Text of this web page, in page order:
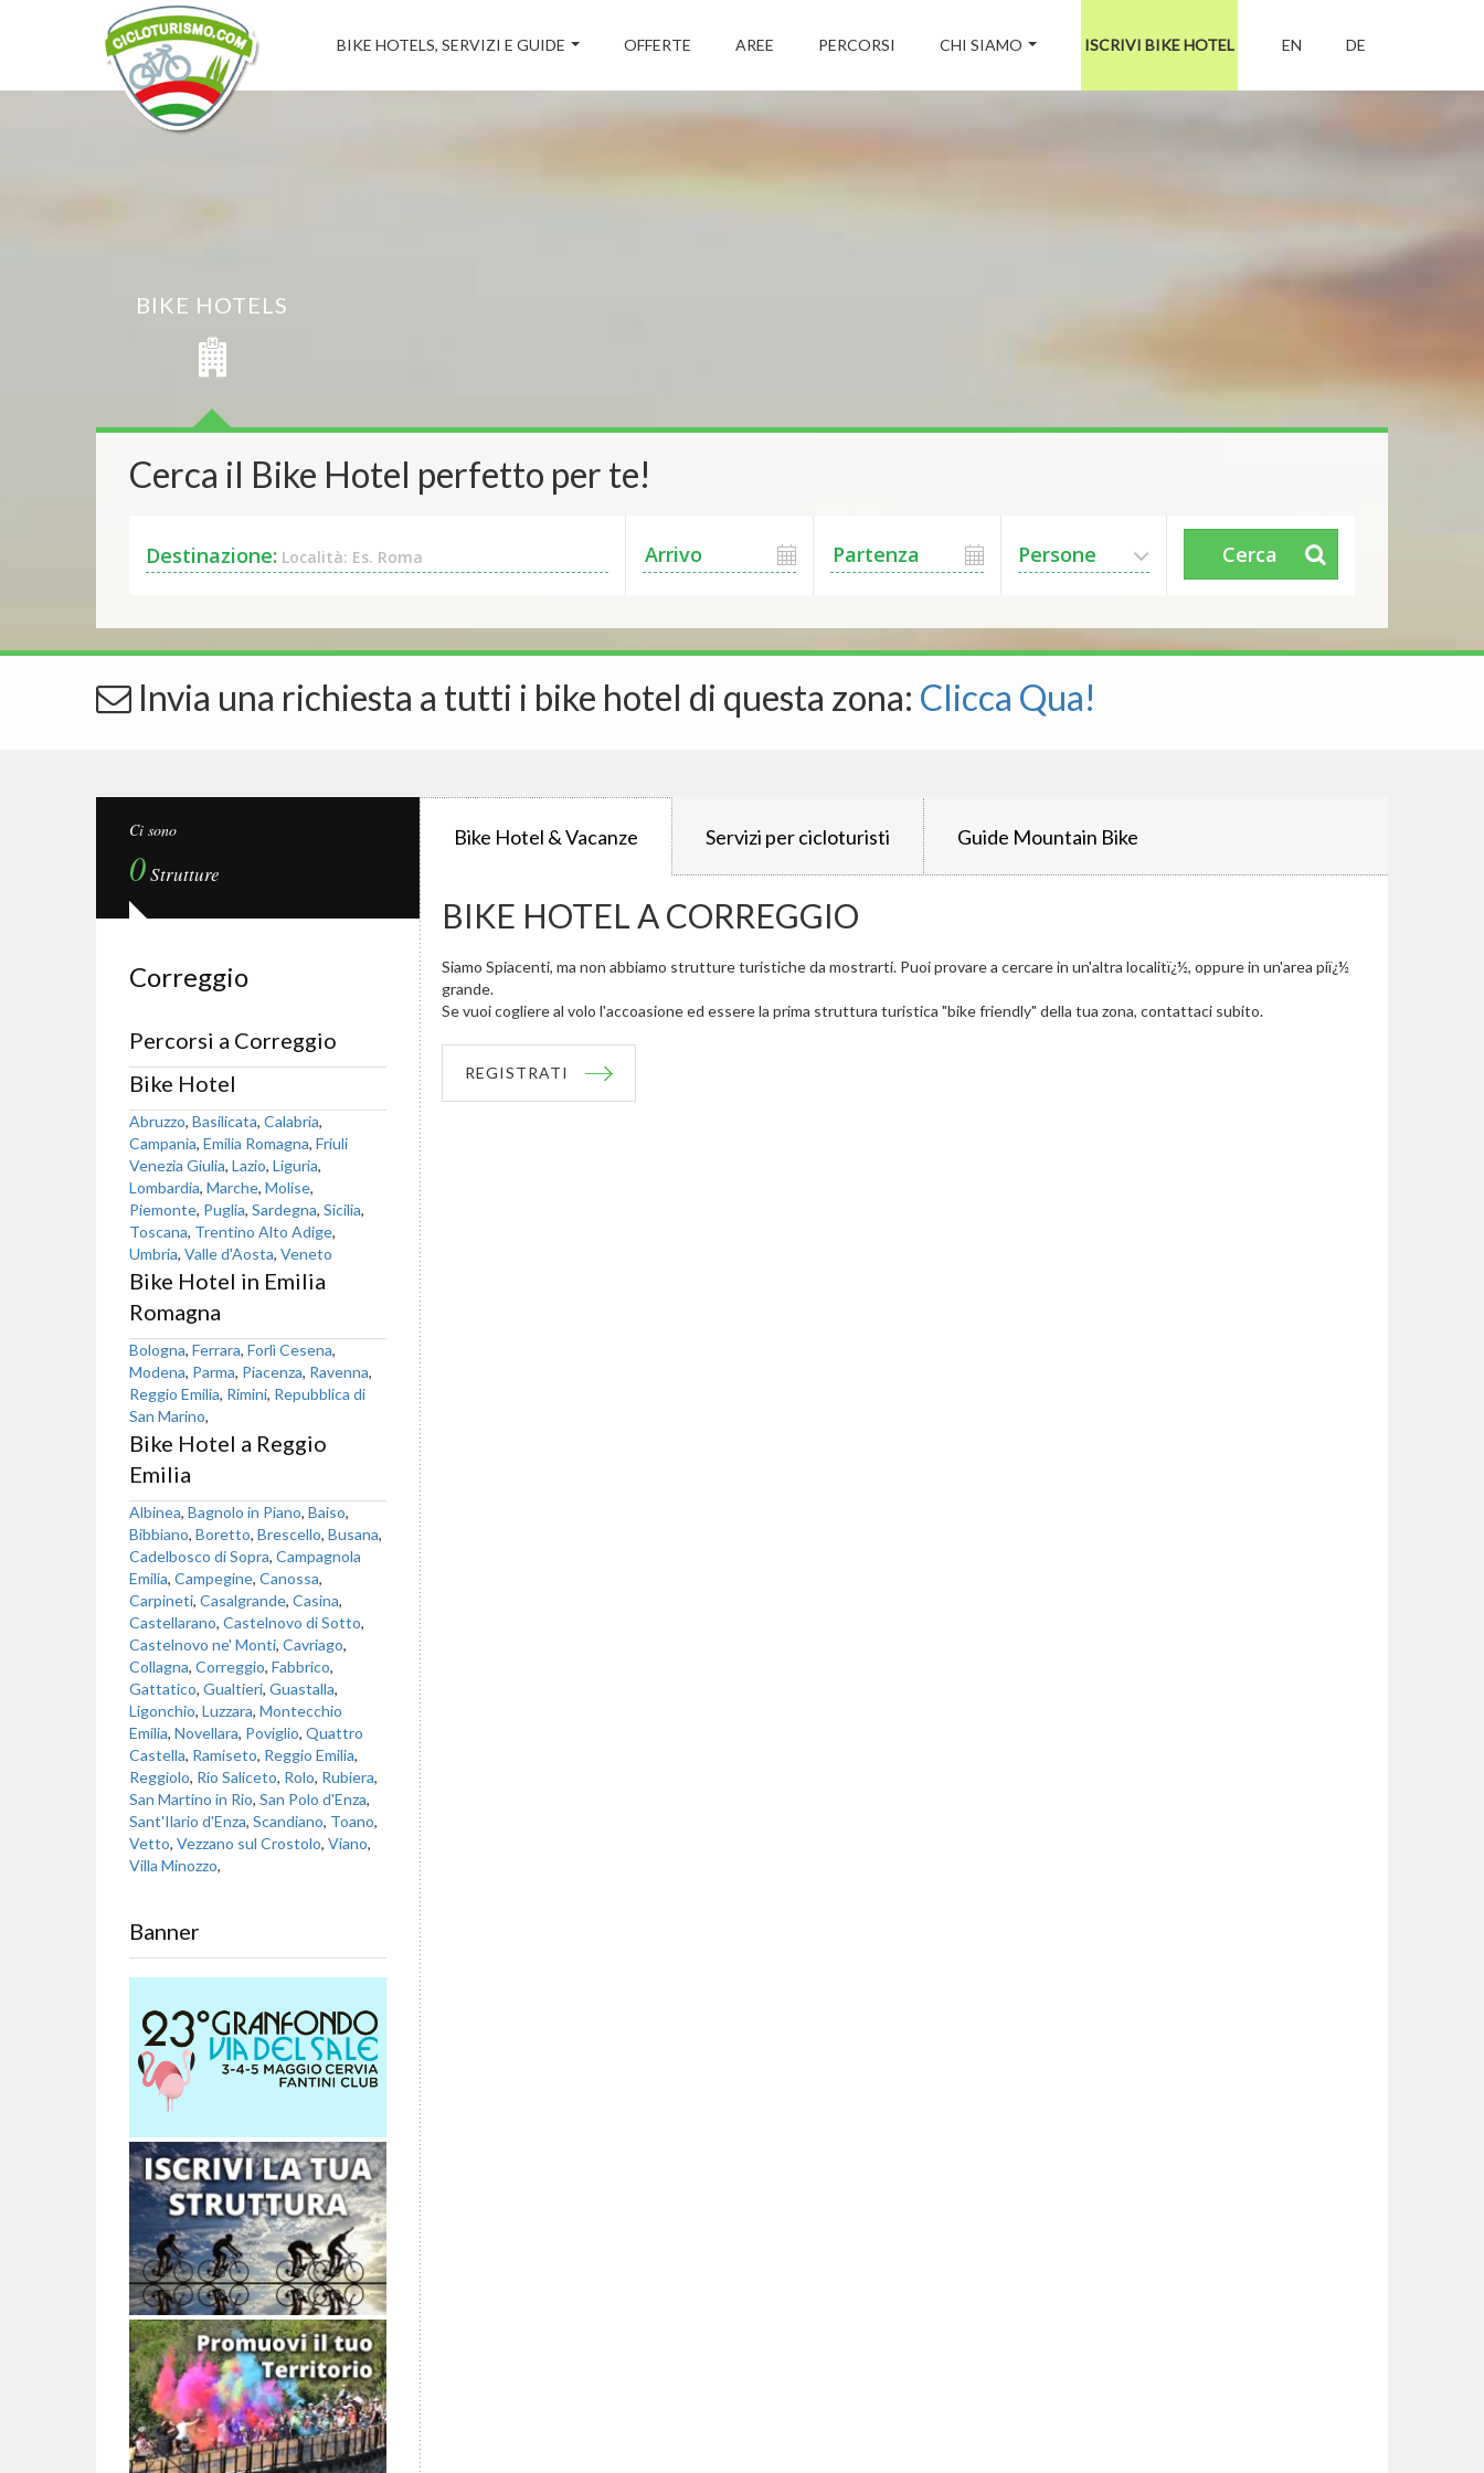
BIKE HOTELS, SERVIZI E GUIDE OFFERTE AREE PERCORSI CHI SIAMO ISCRIVI BIKE HOTEL EN DE
BIKE HOTELS
Cerca il Bike Hotel perfetto per te!
Destinazione: Località: Es. Roma Persone Cerca
Invia una richiesta a tutti i bike hotel di questa zona: Clicca Qua!
Bike Hotel & Vacanze Servizi per cicloturisti Guide Mountain Bike
BIKE HOTEL A CORREGGIO
Siamo Spiacenti, ma non abbiamo strutture turistiche da mostrarti. Puoi provare a cercare in un'altra localitï¿½, oppure in un'area piï¿½
grande.
Se vuoi cogliere al volo l'accoasione ed essere la prima struttura turistica "bike friendly" della tua zona, contattaci subito.
REGISTRATI
Ci sono
0Strutture
Correggio
Percorsi a Correggio
Bike Hotel
Abruzzo, Basilicata, Calabria,
Campania, Emilia Romagna, Friuli
Venezia Giulia, Lazio, Liguria,
Lombardia, Marche, Molise,
Piemonte, Puglia, Sardegna, Sicilia,
Toscana, Trentino Alto Adige,
Umbria, Valle d'Aosta, Veneto
Bike Hotel in Emilia
Romagna
Bologna, Ferrara, Forlì Cesena,
Modena, Parma, Piacenza, Ravenna,
Reggio Emilia, Rimini, Repubblica di
San Marino,
Bike Hotel a Reggio
Emilia
Albinea, Bagnolo in Piano, Baiso,
Bibbiano, Boretto, Brescello, Busana,
Cadelbosco di Sopra, Campagnola
Emilia, Campegine, Canossa,
Carpineti, Casalgrande, Casina,
Castellarano, Castelnovo di Sotto,
Castelnovo ne' Monti, Cavriago,
Collagna, Correggio, Fabbrico,
Gattatico, Gualtieri, Guastalla,
Ligonchio, Luzzara, Montecchio
Emilia, Novellara, Poviglio, Quattro
Castella, Ramiseto, Reggio Emilia,
Reggiolo, Rio Saliceto, Rolo, Rubiera,
San Martino in Rio, San Polo d'Enza,
Sant'Ilario d'Enza, Scandiano, Toano,
Vetto, Vezzano sul Crostolo, Viano,
Villa Minozzo,
Banner